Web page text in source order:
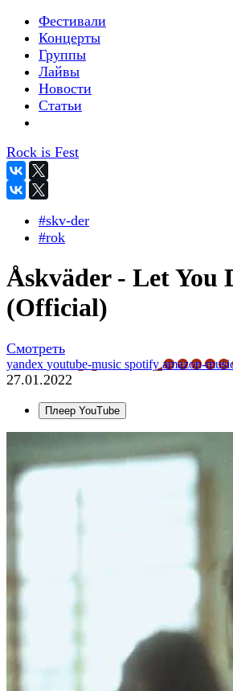
Фестивали
Концерты
Группы
Лайвы
Новости
Статьи
Rock is Fest
#skv-der
#rok
Åskväder - Let You
(Official)
Смотреть
yandex youtube-music spotifyamazon-
27.01.2022
Плеер YouTube